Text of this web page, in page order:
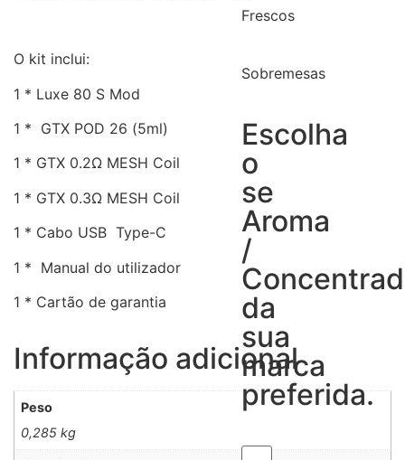
Frescos
Sobremesas
Escolha
o
se
Aroma
/
da
sua
marca
preferida.
O kit inclui:
1 * Luxe 80 S Mod
1 * GTX POD 26 (5ml)
1 * GTX 0.2Ω MESH Coil
1 * GTX 0.3Ω MESH Coil
1 * Cabo USB Type-C
1 * Manual do utilizador
1 * Cartão de garantia
Informação adicional
Peso
0,285 kg